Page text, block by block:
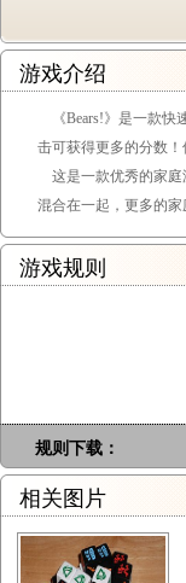
游戏介绍
《Bears!》是一款快
击可获得更多的分数
这是一款优秀的家庭
混合在一起，更多的
游戏规则
规则下载：
相关图片